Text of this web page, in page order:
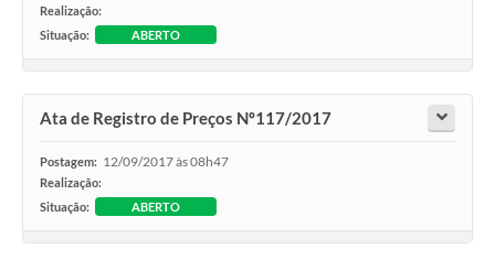
Realização:
Situação:
ABERTO
Ata de Registro de Preços Nº117/2017
Postagem: 12/09/2017 às 08h47
Realização:
Situação:
ABERTO